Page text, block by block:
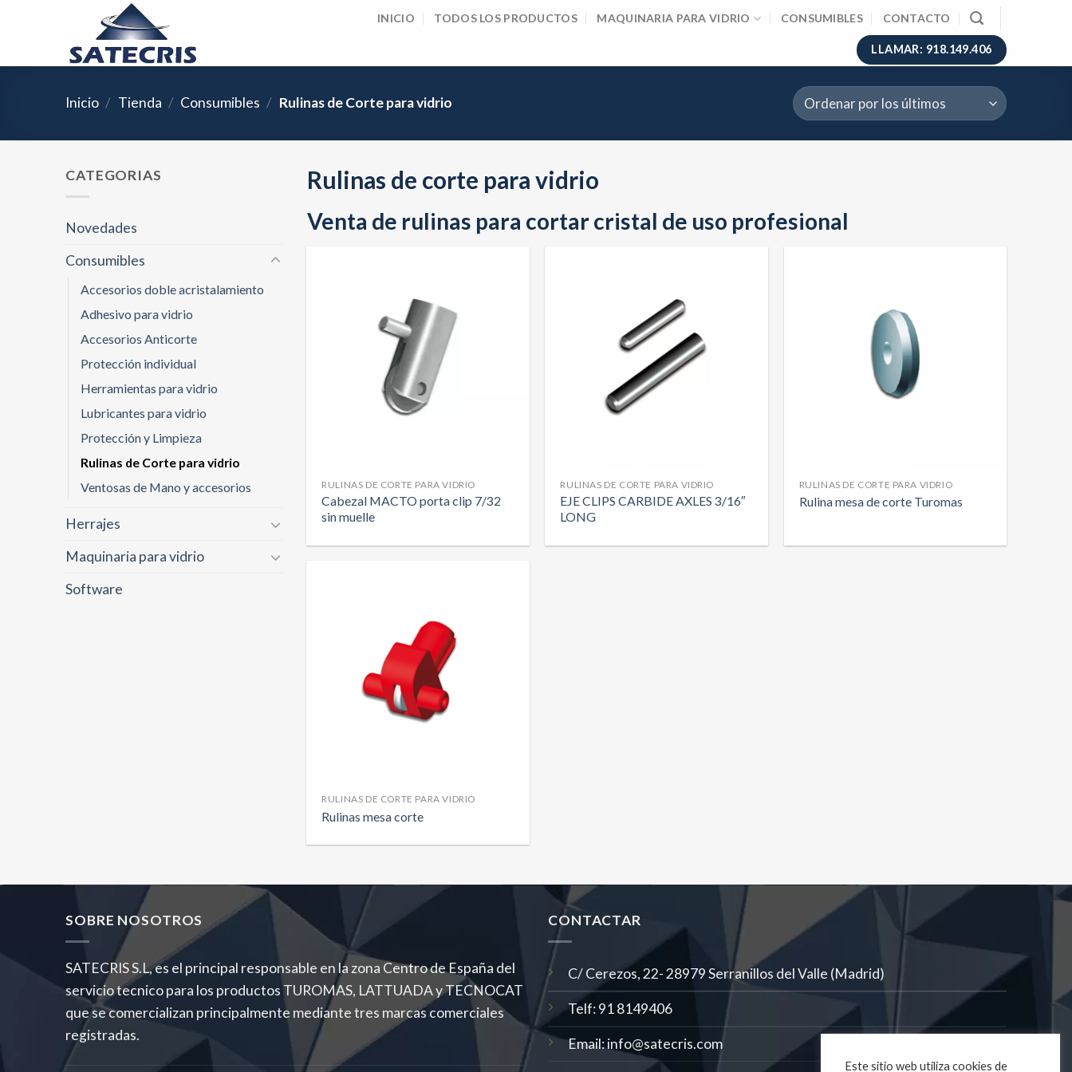
INICIO TODOS LOS PRODUCTOS MAQUINARIA PARA VIDRIO CONSUMIBLES CONTACTO
LLAMAR: 918.149.406
Inicio / Tienda / Consumibles / Rulinas de Corte para vidrio
CATEGORIAS
Novedades
Consumibles
Accesorios doble acristalamiento
Adhesivo para vidrio
Accesorios Anticorte
Protección individual
Herramientas para vidrio
Lubricantes para vidrio
Protección y Limpieza
Rulinas de Corte para vidrio
Ventosas de Mano y accesorios
Herrajes
Maquinaria para vidrio
Software
Rulinas de corte para vidrio
Venta de rulinas para cortar cristal de uso profesional
RULINAS DE CORTE PARA VIDRIO
Cabezal MACTO porta clip 7/32
sin muelle
RULINAS DE CORTE PARA VIDRIO
EJE CLIPS CARBIDE AXLES 3/16″
LONG
RULINAS DE CORTE PARA VIDRIO
Rulina mesa de corte Turomas
RULINAS DE CORTE PARA VIDRIO
Rulinas mesa corte
SOBRE NOSOTROS
SATECRIS S.L, es el principal responsable en la zona Centro de España del
servicio tecnico para los productos TUROMAS, LATTUADA y TECNOCAT
que se comercializan principalmente mediante tres marcas comerciales
registradas.
CONTACTAR
C/ Cerezos, 22- 28979 Serranillos del Valle (Madrid)
Telf: 91 8149406
Email: info@satecris.com
Este sitio web utiliza cookies de